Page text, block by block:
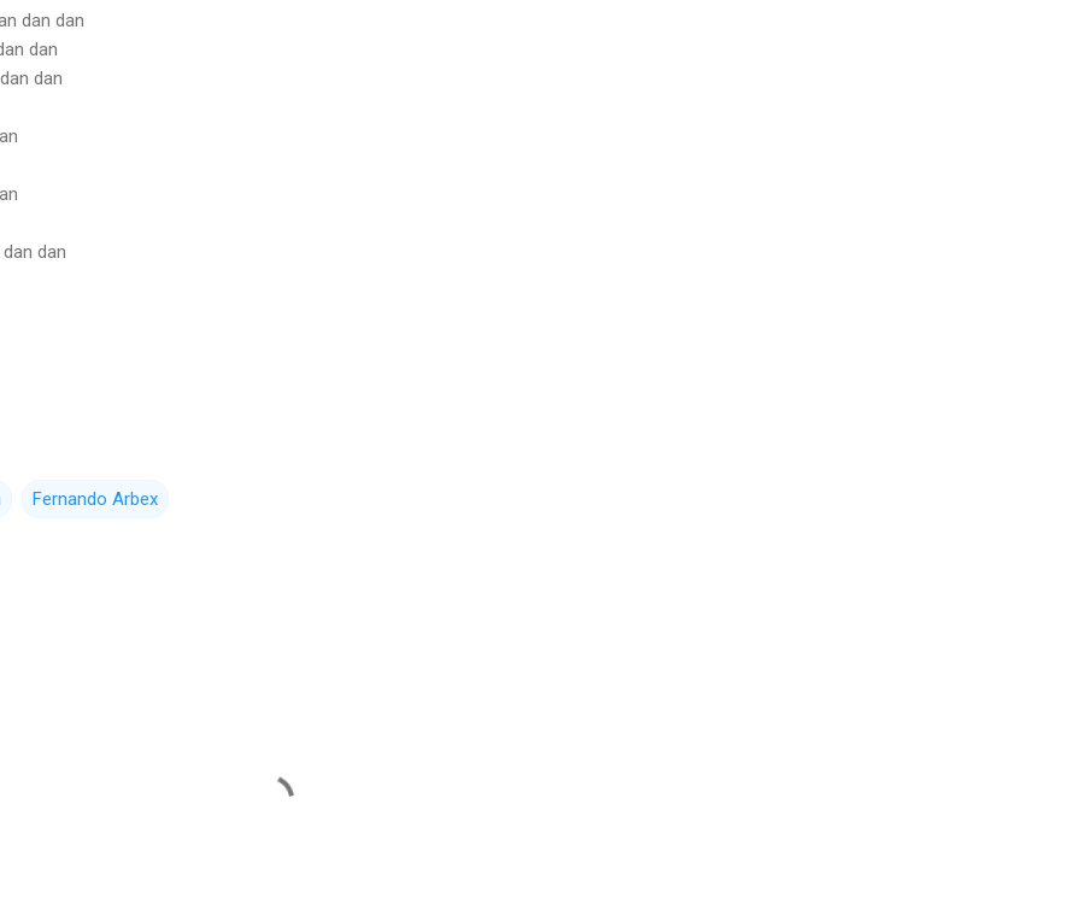
dan dan
dan
dan
dan
Fernando Arbex